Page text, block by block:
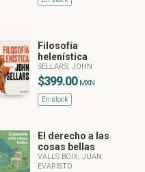
Filosofía
helenística
SELLARS, JOHN
$399.00 MXN
En stock
El derecho a las
cosas bellas
VALLS BOIX, JUAN
EVARISTO